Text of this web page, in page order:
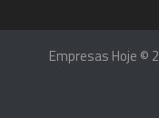
Empresas Hoje ©